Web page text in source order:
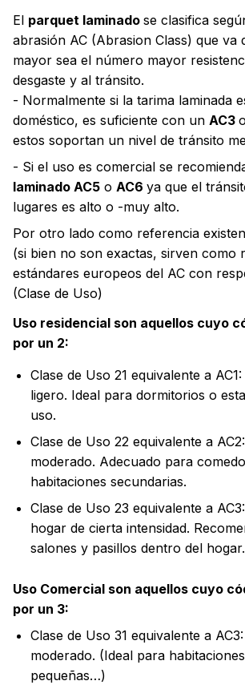
El parquet laminado se clasifica
abrasión AC (Abrasion Class) que va
mayor sea el número mayor
desgaste y al tránsito.
- Normalmente si la tarima laminada
doméstico, es suficiente con un AC3 o
estos soportan un nivel de tránsito
- Si el uso es comercial se
laminado AC5 o AC6 ya que el
lugares es alto o -muy alto.
Por otro lado como referencia
(si bien no son exactas, sirven como
estándares europeos del AC con
(Clase de Uso)
Uso residencial son aquellos cuyo
por un 2:
Clase de Uso 21 equivalente a
ligero. Ideal para dormitorios o
uso.
Clase de Uso 22 equivalente a
moderado. Adecuado para
habitaciones secundarias.
Clase de Uso 23 equivalente a
hogar de cierta intensidad.
salones y pasillos dentro del hogar.
Uso Comercial son aquellos cuyo
por un 3:
Clase de Uso 31 equivalente a
moderado. (Ideal para
pequeñas…)